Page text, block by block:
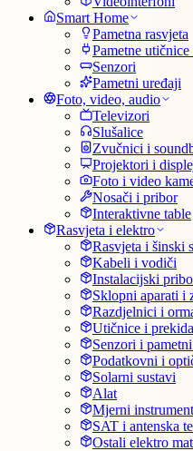
Smart Home
Pametna rasvjeta
Pametne
Senzori
Pametni uređaji
Foto, video, audio
Televizori
Slušalice
Zvučnici i
Projektori i
Foto i video
Nosači i pribor
Interaktivne table
Rasvjeta i elektro
Rasvjeta i šinski
Kabeli i vodiči
Instalacijski
Sklopni aparati i
Razdjelnici i
Utičnice i
Senzori i
Podatkovni i
Solarni sustavi
Alat
Mjerni
SAT i antenska
Ostali elektro